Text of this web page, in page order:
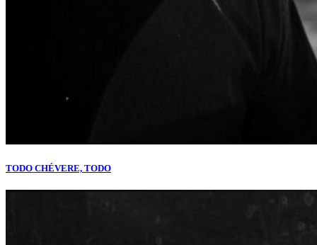
TODO CHÉVERE, TODO